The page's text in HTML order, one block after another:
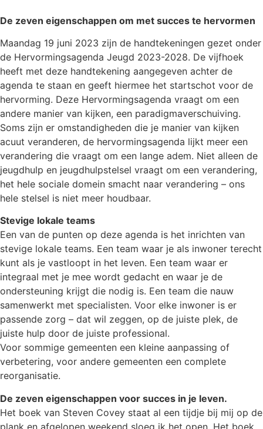
De zeven eigenschappen om met succes te hervormen
Maandag 19 juni 2023 zijn de handtekeningen gezet onder
de Hervormingsagenda Jeugd 2023-2028. De vijfhoek
heeft met deze handtekening aangegeven achter de
agenda te staan en geeft hiermee het startschot voor de
hervorming. Deze Hervormingsagenda vraagt om een
andere manier van kijken, een paradigmaverschuiving.
Soms zijn er omstandigheden die je manier van kijken
acuut veranderen, de hervormingsagenda lijkt meer een
verandering die vraagt om een lange adem. Niet alleen de
jeugdhulp en jeugdhulpstelsel vraagt om een verandering,
het hele sociale domein smacht naar verandering – ons
hele stelsel is niet meer houdbaar.
Stevige lokale teams
Een van de punten op deze agenda is het inrichten van
stevige lokale teams. Een team waar je als inwoner terecht
kunt als je vastloopt in het leven. Een team waar er
integraal met je mee wordt gedacht en waar je de
ondersteuning krijgt die nodig is. Een team die nauw
samenwerkt met specialisten. Voor elke inwoner is er
passende zorg – dat wil zeggen, op de juiste plek, de
juiste hulp door de juiste professional.
Voor sommige gemeenten een kleine aanpassing of
verbetering, voor andere gemeenten een complete
reorganisatie.
De zeven eigenschappen voor succes in je leven.
Het boek van Steven Covey staat al een tijdje bij mij op de
plank en afgelopen weekend sloeg ik het open. Het boek